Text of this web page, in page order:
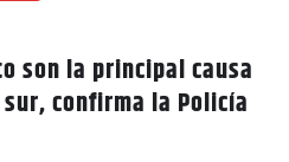
son la principal causa
confirma la Policía